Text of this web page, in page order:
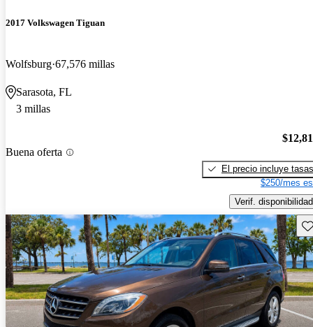
2017 Volkswagen Tiguan
Wolfsburg 67,576 millas
Sarasota, FL
3 millas
Buena oferta
El precio incluye tasas
$250/mes
Verif. disponibilidad